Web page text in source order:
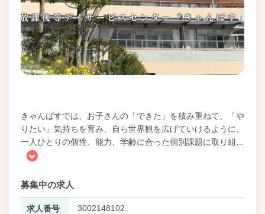
きゃんばすでは、お子さんの「できた」を積み重ねて、「や
りたい」気持ちを育み、自ら世界観を広げていけるように、
一人ひとりの個性、能力、学齢に合った個別課題に取り組
募集中の求人
求人番号 3002148102